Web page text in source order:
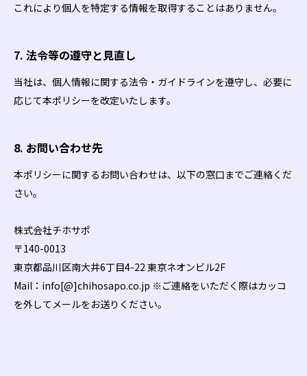
これにより個人を特定する情報を取得することはありません。
7. 法令等の遵守と見直し
当社は、個人情報に関する法令・ガイドラインを遵守し、必要に
応じて本ポリシーを改定いたします。
8. お問い合わせ先
本ポリシーに関するお問い合わせは、以下の窓口までご連絡くだ
さい。
株式会社チホサポ
〒140-0013
東京都品川区南大井6丁目4-22 東京ネオンビル2F
Mail：info[@]chihosapo.co.jp ※ご連絡をいただく際はカッコ
を外してメールをお送りください。